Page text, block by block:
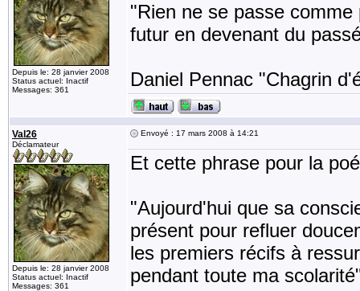
Depuis le: 28 janvier 2008
Status actuel: Inactif
Messages: 361
"Rien ne se passe
futur en devenant du
Daniel Pennac "Chagrin
Val26
Déclamateur
Depuis le: 28 janvier 2008
Status actuel: Inactif
Messages: 361
Envoyé : 17 mars 2008 à 14:21
Et cette phrase pour la
"Aujourd'hui que sa
présent pour refluer
les premiers récifs à
pendant toute ma